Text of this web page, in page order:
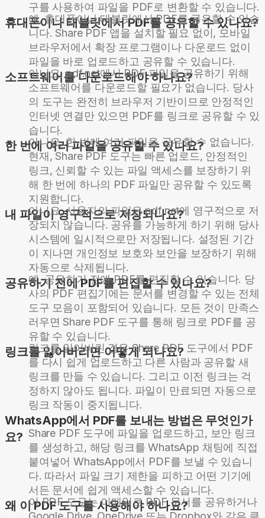
구를 사용하여 파일을 PDF로 변환할 수 있습니다.
휴대폰이나 태블릿에서 PDF를 공유할 수 있나요?
예, 휴대폰이나 태블릿에서 PDF를 공유할 수 있습
니다. Share PDF 앱을 설치할 필요 없이, 모바일
브라우저에서 확장 프로그램이나 다운로드 없이
파일을 바로 업로드하고 공유할 수 있습니다.
소프트웨어를 다운로드해야 하나요?
아니요, pdf.net에서 PDF 파일을 공유하기 위해
소프트웨어를 다운로드할 필요가 없습니다. 당사
의 도구는 완전히 브라우저 기반이므로 안정적인
인터넷 연결만 있으면 PDF를 링크로 공유할 수 있
습니다.
한 번에 여러 파일을 공유할 수 있나요?
아니요, 한 번에 여러 파일을 공유할 수 없습니다.
현재, Share PDF 도구는 빠른 업로드, 안정적인
링크, 신뢰할 수 있는 파일 액세스를 보장하기 위
해 한 번에 하나의 PDF 파일만 공유할 수 있도록
지원합니다.
내 파일이 영구적으로 저장되나요?
아니요, 사용자의 파일은 pdf.net에 영구적으로 저
장되지 않습니다. 공유를 가능하게 하기 위해 당사
시스템에 일시적으로만 저장됩니다. 설정된 기간
이 지나면 개인정보 보호와 보안을 보장하기 위해
자동으로 삭제됩니다.
공유하기 전에 PDF를 편집할 수 있나요?
예, 공유하기 전에 PDF를 편집할 수 있습니다. 당
사의 PDF 편집기에는 문서를 변경할 수 있는 전체
도구 모음이 포함되어 있습니다. 모든 것이 만족스
러우면 Share PDF 도구를 통해 링크로 PDF를 공
유할 수 있습니다.
링크를 잃어버리면 어떻게 되나요?
링크를 잃어버린 경우 Share PDF 도구에서 PDF
를 다시 쉽게 업로드하고 다른 사람과 공유할 새
링크를 만들 수 있습니다. 그리고 이전 링크는 걱
정하지 않아도 됩니다. 파일이 만료되면 자동으로
링크 작동이 중지됩니다.
WhatsApp에서 PDF를 보내는 방법은 무엇인가
요? Share PDF 도구에 파일을 업로드하고, 보안 링크
를 생성하고, 해당 링크를 WhatsApp 채팅에 직접
붙여넣어 WhatsApp에서 PDF를 보낼 수 있습니
다. 따라서 파일 크기 제한을 피하고 어떤 기기에
서든 문서에 쉽게 액세스할 수 있습니다.
왜 이 PDF 도구를 사용해야 하나요?
이 PDF 도구는 이메일로 PDF 문서를 공유하거나